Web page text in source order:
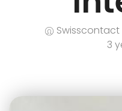
Swisscontact
3